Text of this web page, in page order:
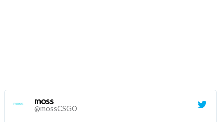
moss
@mossCSGO